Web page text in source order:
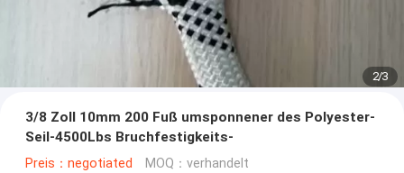
2/3
3/8 Zoll 10mm 200 Fuß umsponnener des Polyester-
Seil-4500Lbs Bruchfestigkeits-
Preis：negotiated MOQ：verhandelt